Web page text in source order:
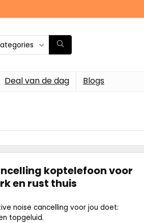
Deal van de dag Blogs
koptelefoon voor
en rust thuis
noise cancelling voor jou doet:
topgeluid.